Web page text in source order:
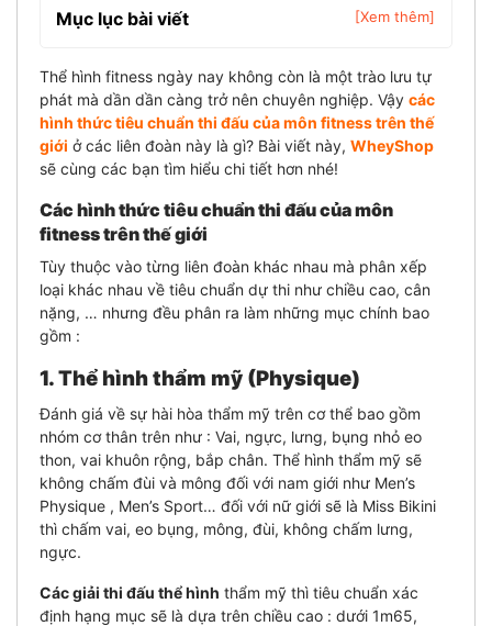
Mục lục bài viết [Xem thêm]
Thể hình fitness ngày nay không còn là một trào lưu tự
phát mà dần dần càng trở nên chuyên nghiệp. Vậy các
hình thức tiêu chuẩn thi đấu của môn fitness trên thế
giới ở các liên đoàn này là gì? Bài viết này, WheyShop
sẽ cùng các bạn tìm hiểu chi tiết hơn nhé!
Các hình thức tiêu chuẩn thi đấu của môn
fitness trên thế giới
Tùy thuộc vào từng liên đoàn khác nhau mà phân xếp
loại khác nhau về tiêu chuẩn dự thi như chiều cao, cân
nặng, … nhưng đều phân ra làm những mục chính bao
gồm :
1. Thể hình thẩm mỹ (Physique)
Đánh giá về sự hài hòa thẩm mỹ trên cơ thể bao gồm
nhóm cơ thân trên như : Vai, ngực, lưng, bụng nhỏ eo
thon, vai khuôn rộng, bắp chân. Thể hình thẩm mỹ sẽ
không chấm đùi và mông đối với nam giới như Men’s
Physique , Men’s Sport… đối với nữ giới sẽ là Miss Bikini
thì chấm vai, eo bụng, mông, đùi, không chấm lưng,
ngực.
Các giải thi đấu thể hình thẩm mỹ thì tiêu chuẩn xác
định hạng mục sẽ là dựa trên chiều cao : dưới 1m65,